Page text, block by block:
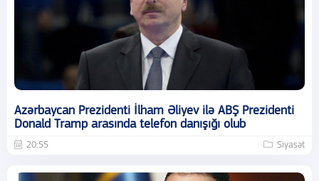
Azərbaycan Prezidenti İlham Əliyev ilə ABŞ Prezidenti
Donald Tramp arasında telefon danışığı olub
20:55 Siyasət